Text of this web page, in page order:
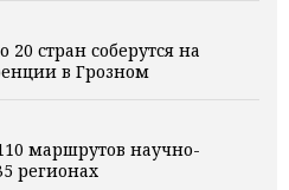
20 стран соберутся на
в Грозном
маршрутов научно-
регионах